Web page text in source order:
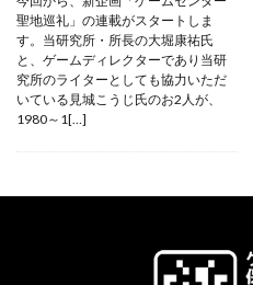
聖地巡礼」の連載がスタートしま
す。当研究所・所長の大堀康祐氏
と、ゲームディレクターであり当研
究所のライターとしても協力いただ
いている見城こうじ氏のお2人が、
1980～1[…]